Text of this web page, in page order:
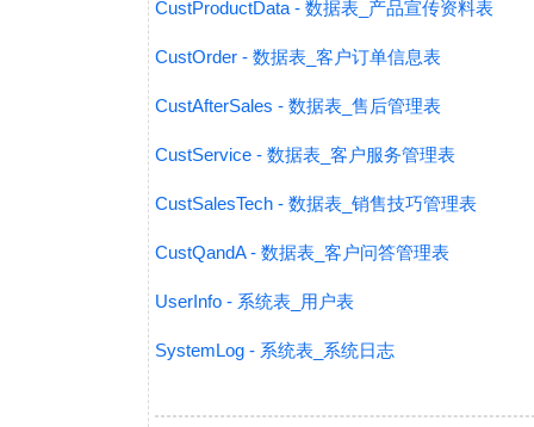
CustProductData - 数据表_产品宣传资料表
CustOrder - 数据表_客户订单信息表
CustAfterSales - 数据表_售后管理表
CustService - 数据表_客户服务管理表
CustSalesTech - 数据表_销售技巧管理表
CustQandA - 数据表_客户问答管理表
UserInfo - 系统表_用户表
SystemLog - 系统表_系统日志